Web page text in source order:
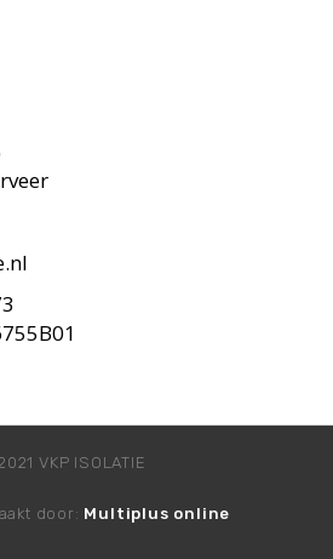
VKP ISOLATIE
door: Multiplus online